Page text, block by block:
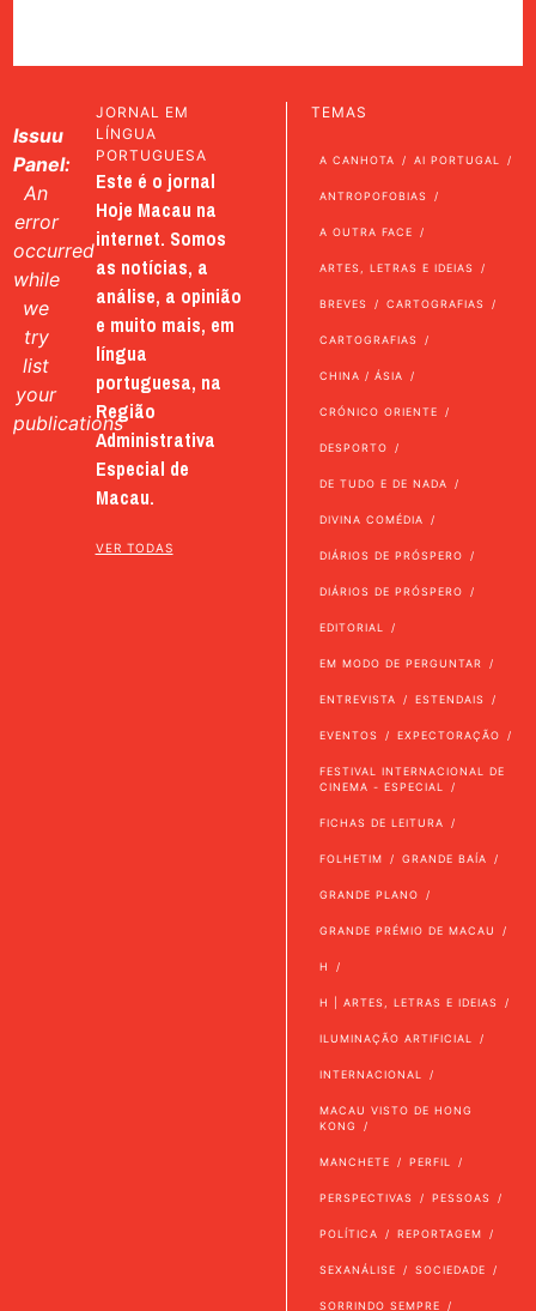
Issuu
Panel:
An
error
occurred
while
we
try
list
your
publications
JORNAL EM
LÍNGUA
PORTUGUESA
Este é o jornal
Hoje Macau na
internet. Somos
as notícias, a
análise, a opinião
e muito mais, em
língua
portuguesa, na
Região
Administrativa
Especial de
Macau.
VER TODAS
TEMAS
A CANHOTA AI PORTUGAL
ANTROPOFOBIAS
A OUTRA FACE
ARTES, LETRAS E IDEIAS
BREVES CARTOGRAFIAS
CARTOGRAFIAS
CHINA / ÁSIA
CRÓNICO ORIENTE
DESPORTO
DE TUDO E DE NADA
DIVINA COMÉDIA
DIÁRIOS DE PRÓSPERO
DIÁRIOS DE PRÓSPERO
EDITORIAL
EM MODO DE PERGUNTAR
ENTREVISTA ESTENDAIS
EVENTOS EXPECTORAÇÃO
FESTIVAL INTERNACIONAL DE
CINEMA - ESPECIAL
FICHAS DE LEITURA
FOLHETIM GRANDE BAÍA
GRANDE PLANO
GRANDE PRÉMIO DE MACAU
H
H | ARTES, LETRAS E IDEIAS
ILUMINAÇÃO ARTIFICIAL
INTERNACIONAL
MACAU VISTO DE HONG
KONG
MANCHETE PERFIL
PERSPECTIVAS PESSOAS
POLÍTICA REPORTAGEM
SEXANÁLISE SOCIEDADE
SORRINDO SEMPRE